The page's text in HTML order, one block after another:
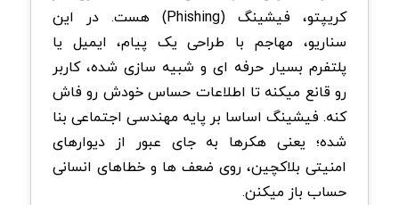
کریپتو، فیشینگ (Phishing) هست. در این
سناریو، مهاجم با طراحی یک پیام، ایمیل یا
پلتفرم بسیار حرفه ای و شبیه سازی شده، کاربر
رو قانع میکنه تا اطلاعات حساس خودش رو فاش
کنه. فیشینگ اساسا بر پایه مهندسی اجتماعی بنا
شده؛ یعنی هکرها به جای عبور از دیوارهای
امنیتی بلاکچین، روی ضعف ها و خطاهای انسانی
حساب باز میکنن.